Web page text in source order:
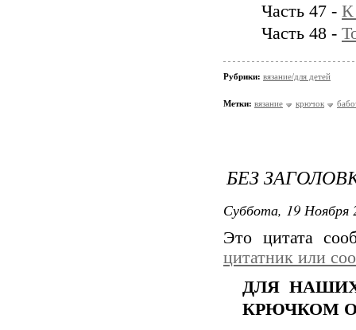
Часть 47 - К
Часть 48 -
Рубрики: вязание/для детей
Метки: вязание крючок
БЕЗ
Суббота, 19 Ноября
Это цитата
цитатник или
ДЛЯ
КРЮЧКОМ